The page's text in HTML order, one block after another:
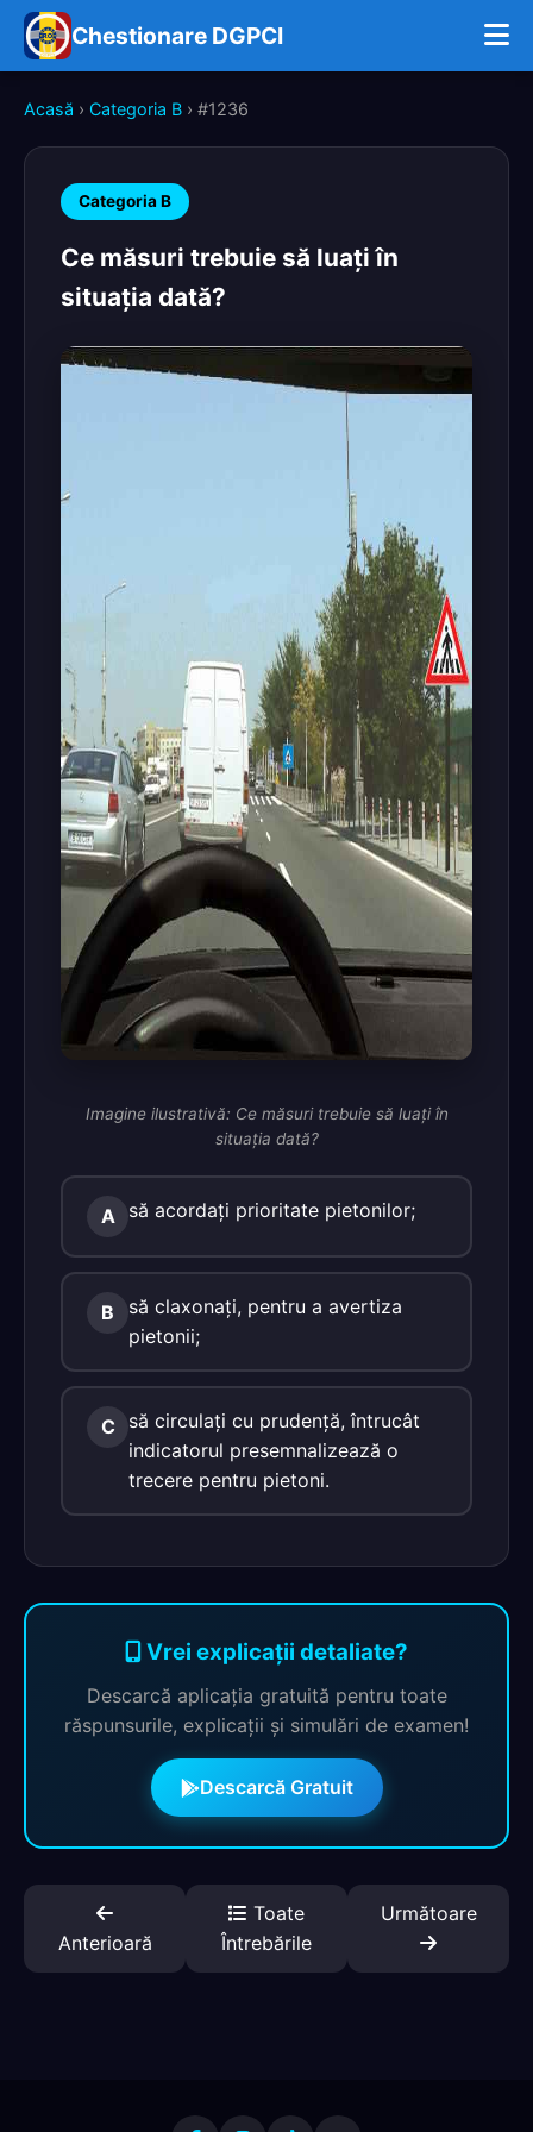
Chestionare DGPCI
Acasă › Categoria B › #1236
Categoria B
Ce măsuri trebuie să luaţi în
situaţia dată?
Imagine ilustrativă: Ce măsuri trebuie să luaţi în
situaţia dată?
A să acordaţi prioritate pietonilor;
B
să claxonaţi, pentru a avertiza
pietonii;
C
să circulaţi cu prudenţă, întrucât
indicatorul presemnalizează o
trecere pentru pietoni.
Vrei explicații detaliate?
Descarcă aplicația gratuită pentru toate
răspunsurile, explicații și simulări de examen!
Descarcă Gratuit
Anterioară
Toate
Întrebările
Următoare